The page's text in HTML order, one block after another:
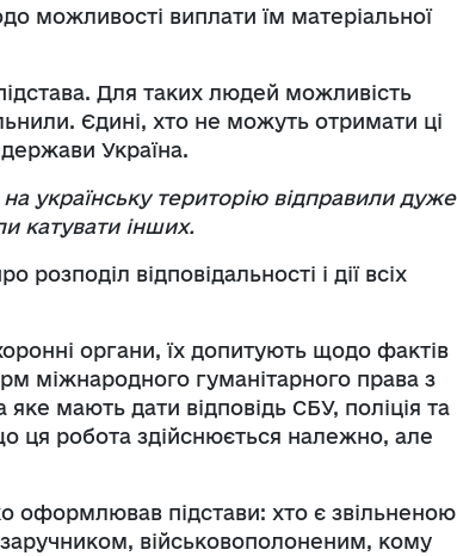
можливості виплати їм матеріальної
Для таких людей можливість
Єдині, хто не можуть отримати ці
Україна.
українську територію відправили дуже
катувати інших.
відповідальності і дії всіх
органи, їх допитують щодо фактів
міжнародного гуманітарного права з
мають дати відповідь СБУ, поліція та
ця робота здійснюється належно, але
оформлював підстави: хто є звільненою
військовополоненим, кому